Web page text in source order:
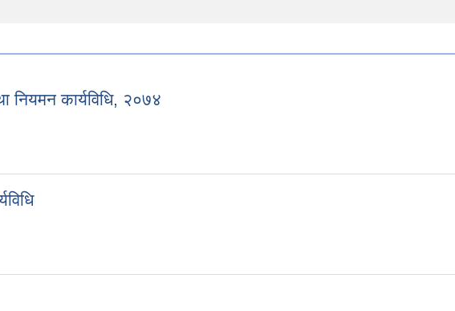
नियमन कार्यविधि, २०७४